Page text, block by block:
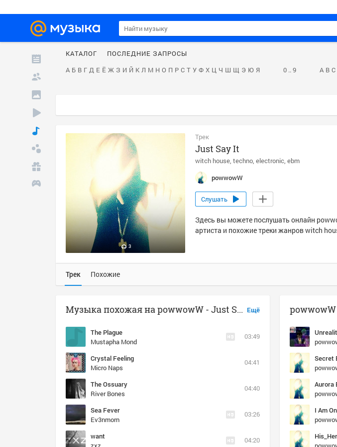
КАТАЛОГ
ПОСЛЕДНИЕ ЗАПРОСЫ
А Б В Г Д Е Ё Ж З И Й К Л М Н О П Р С Т У Ф Х Ц Ч Ш Щ Э Ю Я 0 .. 9 A B C
3
Трек
Just Say It
witch house techno electronic ebm
powwowW
Слушать
Здесь вы можете послушать онлайн
артиста и похожие треки жанров witch
Трек Похожие
Ещё
Музыка похожая на powwowW - Just Say It
The Plague
Mustapha Mond
03:49
Crystal Feeling
Micro Naps
04:41
The Ossuary
River Bones
04:40
Sea Fever
Ev3nmorn
03:26
want
04:20
Secret
Aurora
I Am